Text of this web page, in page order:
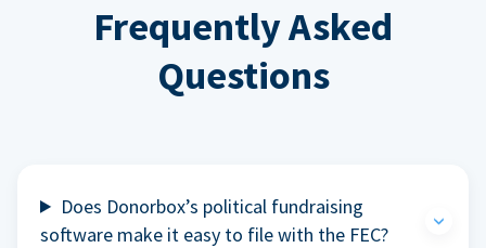
Frequently Asked
Questions
Does Donorbox’s political fundraising
software make it easy to file with the FEC?